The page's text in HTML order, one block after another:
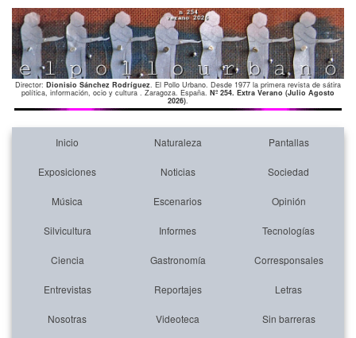
Director: Dionisio Sánchez Rodríguez. El Pollo Urbano. Desde 1977 la primera revista de sátira
política, información, ocio y cultura . Zaragoza. España. Nº 254. Extra Verano (Julio Agosto
2026).
Inicio Naturaleza Pantallas
Exposiciones Noticias Sociedad
Música Escenarios Opinión
Silvicultura Informes Tecnologías
Ciencia Gastronomía Corresponsales
Entrevistas Reportajes Letras
Nosotras Videoteca Sin barreras